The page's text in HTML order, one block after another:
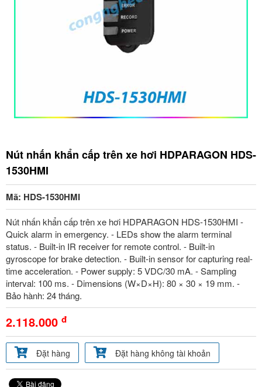
Nút nhấn khẩn cấp trên xe hơi HDPARAGON HDS-
1530HMI
Mã: HDS-1530HMI
Nút nhấn khẩn cấp trên xe hơi HDPARAGON HDS-1530HMI -
Quick alarm in emergency. - LEDs show the alarm terminal
status. - Built-in IR receiver for remote control. - Built-in
gyroscope for brake detection. - Built-in sensor for capturing real-
time acceleration. - Power supply: 5 VDC/30 mA. - Sampling
interval: 100 ms. - Dimensions (W×D×H): 80 × 30 × 19 mm. -
Bảo hành: 24 tháng.
2.118.000 đ
Đặt hàng Đặt hàng không tài khoản